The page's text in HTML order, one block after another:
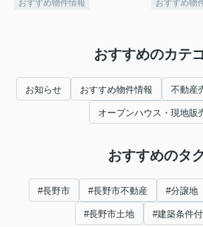
おすすめ物件情報
おすすめ物
おすすめのカテ
お知らせ おすすめ物件情報 不動産
オープンハウス・現地販
おすすめのタ
#長野市 #長野市不動産 #分譲地
#長野市土地 #建築条件